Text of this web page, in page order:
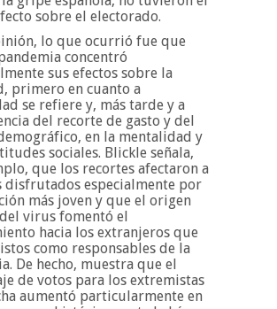
sobre el electorado.
lo que ocurrió fue que
concentró
sus efectos sobre la
primero en cuanto a
se refiere y, más tarde y a
del recorte de gasto y del
en la mentalidad y
sociales. Blickle señala,
que los recortes afectaron a
disfrutados especialmente por
más joven y que el origen
virus fomentó el
hacia los extranjeros que
como responsables de la
De hecho, muestra que el
de votos para los extremistas
aumentó particularmente en